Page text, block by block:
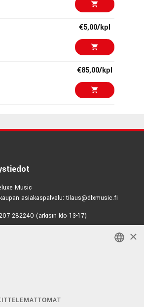
€5,00/kpl
€85,00/kpl
€15,90/kpl
Music
asiakaspalvelu: tilaus@dlxmusic.fi
282240 (arkisin klo 13-17)
×